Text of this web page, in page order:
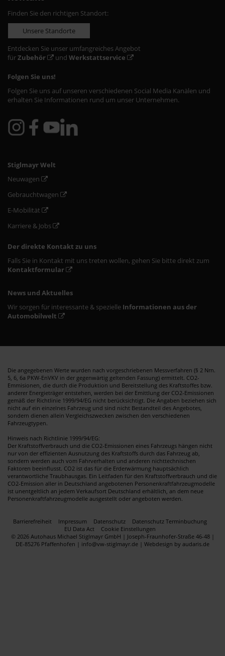
Finden Sie den richtigen Standort:
Unsere Standorte
Entdecken Sie unser umfangreiches Angebot
fürZubehör und Werkstattservice
Folgen Sie uns!
Folgen Sie uns auf unseren verschiedenen Social Media Kanälen und
erhalten Sie Informationen rund um unser Unternehmen.
Stiglmayr Welt
Neuwagen
Gebrauchtwagen
E-Mobilität
Karriere & Jobs
Der direkte Kontakt zu uns
Falls Sie in Kontakt mit uns treten wollen, gehen Sie bitte direkt zum
Kontaktformular
News und Aktuelles
Wir sorgen für interessante & spezielle Informationen aus der
Automobilwelt
Die angegebenen Werte wurden nach vorgeschriebenen Messverfahren (§ 2 Nrn.
5, 6, 6a PKW-EnVKV in der gegenwärtig geltenden Fassung) ermittelt. CO2-
Emmisionen, die durch die Produktion und Bereitstellung des Kraftstoffes bzw.
anderer Energieträger entstehen, werden bei der Emittlung der CO2-Emissionen
gemäß der Richtlinie 1999/94/EG nicht berücksichtigt. Die Angaben beziehen sich
nicht auf ein einzelnes Fahrzeug und sind nicht Bestandteil des Angebotes,
sondern dienen allein Vergleichszwecken zwischen den verschiedenen
Fahrzeugtypen.
Hinweis nach Richtlinie 1999/94/EG:
Der Kraftstoffverbrauch und die CO2-Emissionen eines Fahrzeugs hängen nicht
nur von der effizienten Ausnutzung des Kraftstoffs durch das Fahrzeug ab,
sondern werden auch vom Fahrverhalten und anderen nichttechnischen
Faktoren beeinflusst. CO2 ist das für die Erderwärmung hauptsächlich
verantwortliche Traubhausgas. Ein Leitfaden für den Kraftstoffverbrauch und die
CO2-Emission aller in Deutschland angebotenen Personenkraftfahrzeugmodelle
ist unentgeltlich an jedem Verkaufsort Deutschland erhältlich, an dem neue
Personenkraftfahrzeugmodelle ausgestellt oder angeboten werden.
Barrierefreiheit Impressum Datenschutz
Datenschutz Terminbuchung
EU Data Act
Cookie Einstellungen
© 2026 Autohaus Michael Stiglmayr GmbH | Joseph-Fraunhofer-Straße 46-48 |
DE-85276 Pfaffenhofen | info@vw-stiglmayr.de | Webdesign by audaris.de